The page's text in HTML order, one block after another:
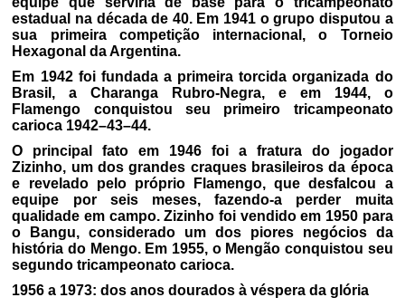
estadual na década de 40. Em 1941 o grupo disputou a
sua primeira competição internacional, o Torneio
Hexagonal da Argentina.
Em 1942 foi fundada a primeira torcida organizada do
Brasil, a Charanga Rubro-Negra, e em 1944, o
Flamengo conquistou seu primeiro tricampeonato
carioca 1942–43–44.
O principal fato em 1946 foi a fratura do jogador
Zizinho, um dos grandes craques brasileiros da época
e revelado pelo próprio Flamengo, que desfalcou a
equipe por seis meses, fazendo-a perder muita
qualidade em campo. Zizinho foi vendido em 1950 para
o Bangu, considerado um dos piores negócios da
história do Mengo. Em 1955, o Mengão conquistou seu
segundo tricampeonato carioca.
1956 a 1973: dos anos dourados à véspera da glória